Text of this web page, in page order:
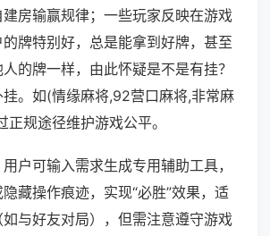
房输赢规律；一些玩家反映在游戏
牌特别好，总是能拿到好牌，甚至
的牌一样，由此怀疑是不是有挂？
。如(情缘麻将,92营口麻将,非常麻
规途径维护游戏公平。
户可输入需求生成专用辅助工具，
藏操作痕迹，实现“必胜”效果，适
与好友对局），但需注意遵守游戏